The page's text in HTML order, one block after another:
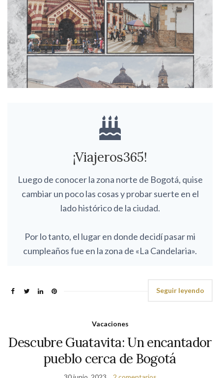
¡Viajeros365!
Luego de conocer la zona norte de Bogotá, quise
cambiar un poco las cosas y probar suerte en el
lado histórico de la ciudad.
Por lo tanto, el lugar en donde decidí pasar mi
cumpleaños fue en la zona de «La Candelaria».
Seguir leyendo
Vacaciones
Descubre Guatavita: Un encantador
pueblo cerca de Bogotá